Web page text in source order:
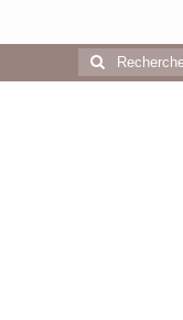
Rechercher
: